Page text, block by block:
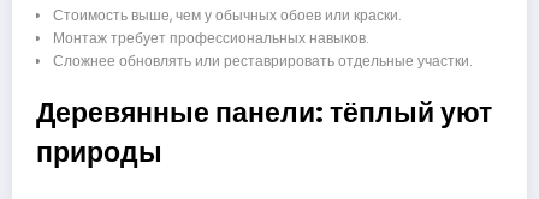
Стоимость выше, чем у обычных обоев или краски.
Монтаж требует профессиональных навыков.
Сложнее обновлять или реставрировать отдельные участки.
Деревянные панели: тёплый уют
природы